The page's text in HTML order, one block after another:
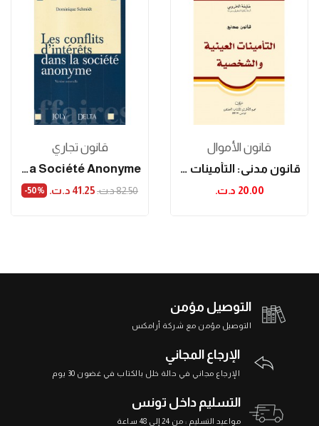
قانون تجاري
Les Conflits D'intérêts Dans La Société Anonyme
82.50 د.ت.‏ 41.25 د.ت.‏ ‎-50%
قانون الأموال
قانون مدني: التأمينات العينية والشخصية
20.00 د.ت.‏
التوصيل مؤمن
التوصيل مؤمن مع شركة أرامكس
الإرجاع المجاني
الإرجاع مجاني في حالة خلل بالكتاب في غضون 30 يوم
التسليم داخل تونس
مواعيد التسليم : من 24 إلى 48 ساعة